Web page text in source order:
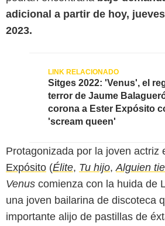
adicional a partir de hoy,
2023.
Sitges 2022: 'Venus', el
terror de Jaume
corona a Ester Expósito
'scream queen'
Protagonizada por la joven actriz
Expósito (Élite, Tu hijo, Alguien
Venus comienza con la huida de
una joven bailarina de discoteca
importante alijo de pastillas de